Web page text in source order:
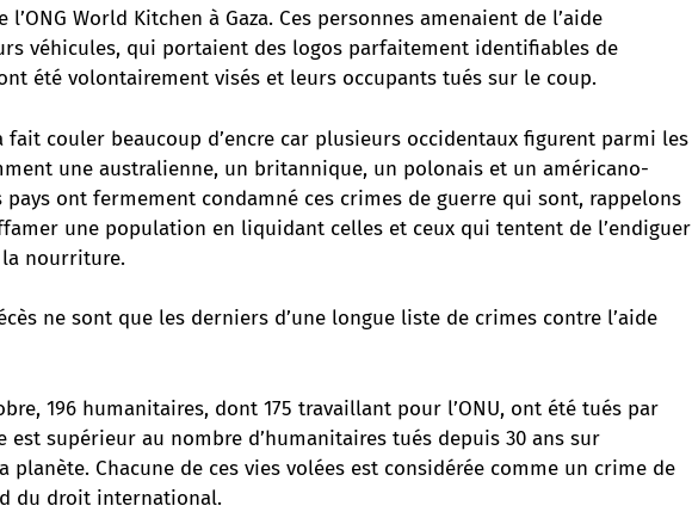
l’ONG World Kitchen à Gaza. Ces personnes amenaient de l’aide
véhicules, qui portaient des logos parfaitement identifiables de
été volontairement visés et leurs occupants tués sur le coup.
fait couler beaucoup d’encre car plusieurs occidentaux figurent parmi les
une australienne, un britannique, un polonais et un américano-
pays ont fermement condamné ces crimes de guerre qui sont, rappelons
une population en liquidant celles et ceux qui tentent de l’endiguer
nourriture.
ne sont que les derniers d’une longue liste de crimes contre l’aide
196 humanitaires, dont 175 travaillant pour l’ONU, ont été tués par
est supérieur au nombre d’humanitaires tués depuis 30 ans sur
planète. Chacune de ces vies volées est considérée comme un crime de
du droit international.